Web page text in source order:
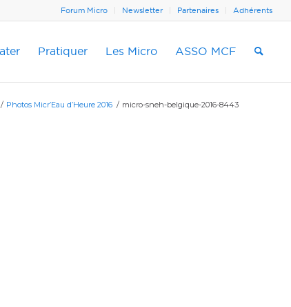
Forum Micro Newsletter Partenaires Adhérents
Pratiquer Les Micro ASSO MCF
/ Photos Micr’Eau d’Heure 2016 / micro-sneh-belgique-2016-8443